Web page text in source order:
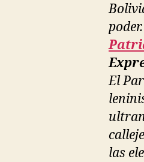
poder.
El
las